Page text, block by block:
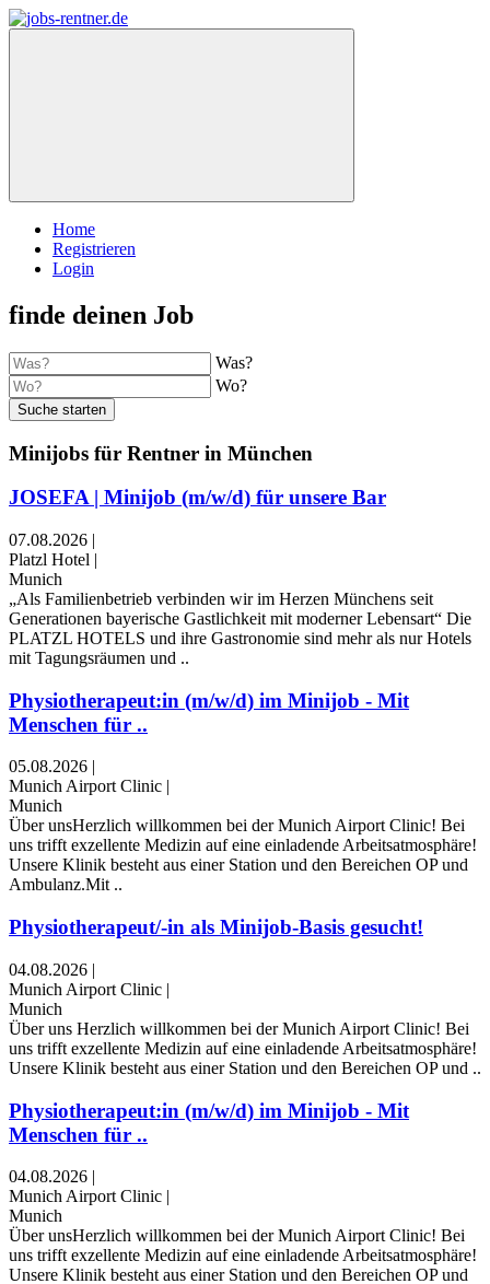
Home
Registrieren
Login
finde deinen Job
Was?
Wo?
Suche starten
Minijobs für Rentner in München
JOSEFA | Minijob (m/w/d) für unsere Bar
07.08.2026 |
Platzl Hotel |
Munich
„Als Familienbetrieb verbinden wir im Herzen Münchens seit
Generationen bayerische Gastlichkeit mit moderner Lebensart“ Die
PLATZL HOTELS und ihre Gastronomie sind mehr als nur Hotels
mit Tagungsräumen und ..
Physiotherapeut:in (m/w/d) im Minijob - Mit
Menschen für ..
05.08.2026 |
Munich Airport Clinic |
Munich
Über unsHerzlich willkommen bei der Munich Airport Clinic! Bei
uns trifft exzellente Medizin auf eine einladende Arbeitsatmosphäre!
Unsere Klinik besteht aus einer Station und den Bereichen OP und
Ambulanz.Mit ..
Physiotherapeut/-in als Minijob-Basis gesucht!
04.08.2026 |
Munich Airport Clinic |
Munich
Über uns Herzlich willkommen bei der Munich Airport Clinic! Bei
uns trifft exzellente Medizin auf eine einladende Arbeitsatmosphäre!
Unsere Klinik besteht aus einer Station und den Bereichen OP und ..
Physiotherapeut:in (m/w/d) im Minijob - Mit
Menschen für ..
04.08.2026 |
Munich Airport Clinic |
Munich
Über unsHerzlich willkommen bei der Munich Airport Clinic! Bei
uns trifft exzellente Medizin auf eine einladende Arbeitsatmosphäre!
Unsere Klinik besteht aus einer Station und den Bereichen OP und